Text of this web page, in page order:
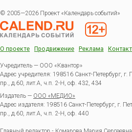
© 2005—2026 Проект «Календарь событий»
О проекте Продвижение Реклама
Учредитель — ООО «Квантор»
Адрес учредителя: 198516 Санкт-Петербург, г.
пр., д.60, лит.А, ч.п. 2-Н, оф. 432, 434
Издатель — ООО «МЕДИО»
Адрес издателя: 198516 Санкт-Петербург, г.
пр., д.60, лит.А, ч.п. 2-Н, оф. 440